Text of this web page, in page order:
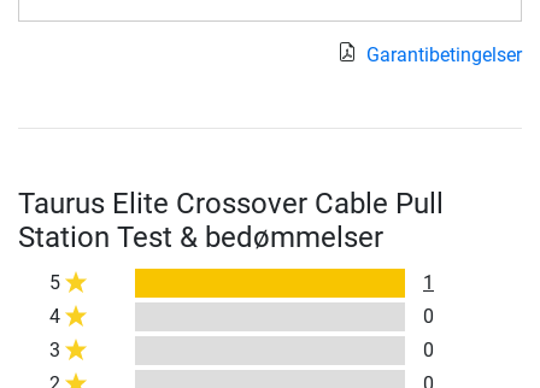
Garantibetingelser
Taurus Elite Crossover Cable Pull
Station Test & bedømmelser
5
1
4
0
3
0